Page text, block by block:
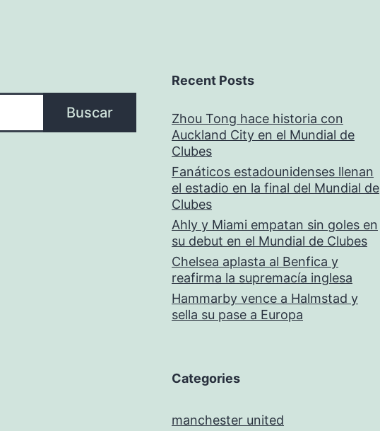
Buscar
Recent Posts
Zhou Tong hace historia con
Auckland City en el Mundial de
Clubes
Fanáticos estadounidenses llenan
el estadio en la final del Mundial de
Clubes
Ahly y Miami empatan sin goles en
su debut en el Mundial de Clubes
Chelsea aplasta al Benfica y
reafirma la supremacía inglesa
Hammarby vence a Halmstad y
sella su pase a Europa
Categories
manchester united